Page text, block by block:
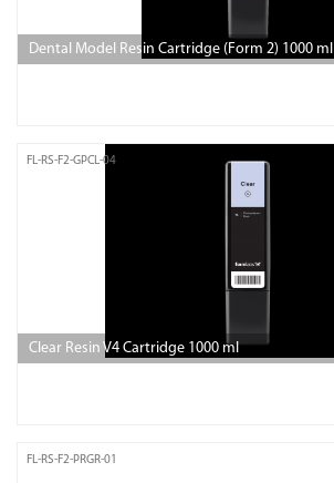
Dental Model Resin Cartridge (Form 2) 1000 ml
FL-RS-F2-GPCL-04
Clear Resin V4 Cartridge 1000 ml
FL-RS-F2-PRGR-01